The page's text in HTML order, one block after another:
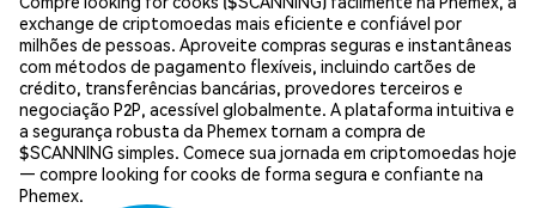
exchange de criptomoedas mais eficiente e confiável por
milhões de pessoas. Aproveite compras seguras e instantâneas
com métodos de pagamento flexíveis, incluindo cartões de
crédito, transferências bancárias, provedores terceiros e
negociação P2P, acessível globalmente. A plataforma intuitiva e
a segurança robusta da Phemex tornam a compra de
$SCANNING simples. Comece sua jornada em criptomoedas hoje
— compre looking for cooks de forma segura e confiante na
Phemex.